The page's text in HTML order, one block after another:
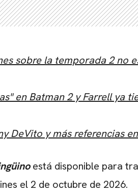
sobre la temporada 2 no
en Batman 2 y Farrell ya
DeVito y más referencias
está disponible para
el 2 de octubre de 2026.